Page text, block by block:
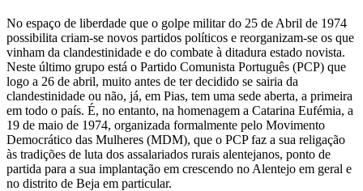
No espaço de liberdade que o golpe militar do 25 de Abril de 1974
possibilita criam-se novos partidos políticos e reorganizam-se os que
vinham da clandestinidade e do combate à ditadura estado novista.
Neste último grupo está o Partido Comunista Português (PCP) que
logo a 26 de abril, muito antes de ter decidido se sairia da
clandestinidade ou não, já, em Pias, tem uma sede aberta, a primeira
em todo o país. É, no entanto, na homenagem a Catarina Eufémia, a
19 de maio de 1974, organizada formalmente pelo Movimento
Democrático das Mulheres (MDM), que o PCP faz a sua religação
às tradições de luta dos assalariados rurais alentejanos, ponto de
partida para a sua implantação em crescendo no Alentejo em geral e
no distrito de Beja em particular.